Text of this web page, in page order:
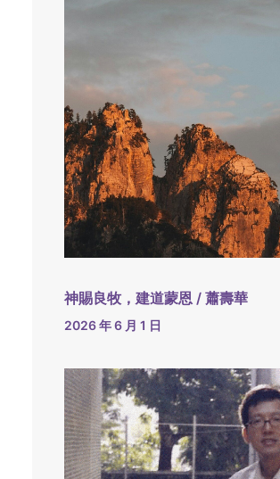
神賜良牧，建道蒙恩 / 蕭壽華
2026 年 6 月 1 日